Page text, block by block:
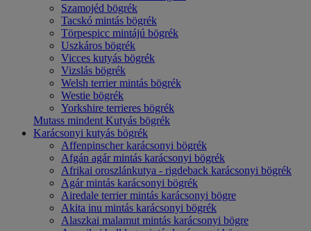
Szamojéd bögrék
Tacskó mintás bögrék
Törpespicc mintájú bögrék
Uszkáros bögrék
Vicces kutyás bögrék
Vizslás bögrék
Welsh terrier mintás bögrék
Westie bögrék
Yorkshire terrieres bögrék
Mutass mindent Kutyás bögrék
Karácsonyi kutyás bögrék
Affenpinscher karácsonyi bögrék
Afgán agár mintás karácsonyi bögrék
Afrikai oroszlánkutya - rigdeback karácsonyi bögrék
Agár mintás karácsonyi bögrék
Airedale terrier mintás karácsonyi bögre
Akita inu mintás karácsonyi bögrék
Alaszkai malamut mintás karácsonyi bögre